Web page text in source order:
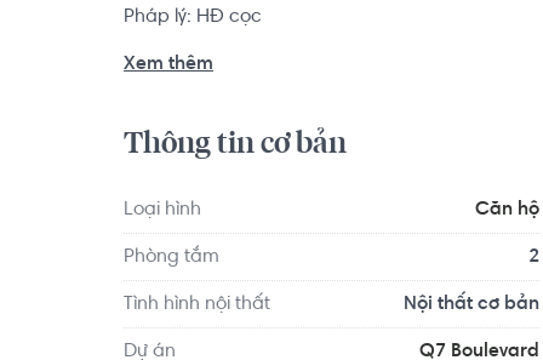
Pháp lý: HĐ cọc
giải trí xung quanh như: Nha Khoa Nam Sài
Xem thêm
Thông tin cơ bản
Loại hình Căn hộ
Phòng tắm 2
Tình hình nội thất Nội thất cơ bản
Dự án Q7 Boulevard